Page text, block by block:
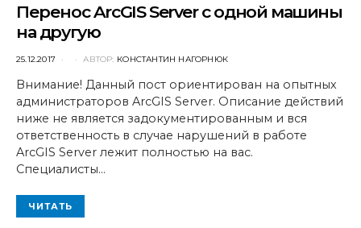
Перенос ArcGIS Server c одной машины
на другую
POSTED
25.12.2017 АВТОР: КОНСТАНТИН НАГОРНЮК
Внимание! Данный пост ориентирован на опытных
администраторов ArcGIS Server. Описание действий
ниже не является задокументированным и вся
ответственность в случае нарушений в работе
ArcGIS Server лежит полностью на вас.
Специалисты…
ЧИТАТЬ